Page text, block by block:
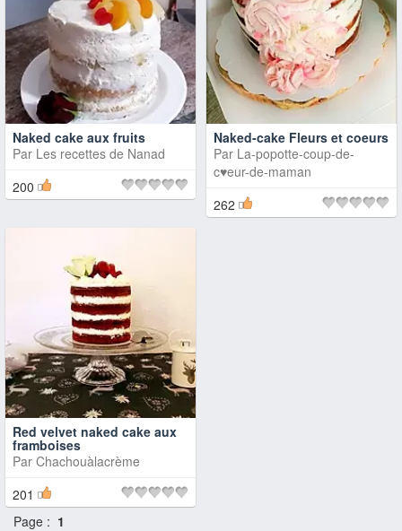
Naked cake aux fruits
Par Les recettes de Nanad
200
Naked-cake Fleurs et coeurs
Par La-popotte-coup-de-
c♥eur-de-maman
262
Red velvet naked cake aux
framboises
Par Chachouàlacrème
201
Page : 1